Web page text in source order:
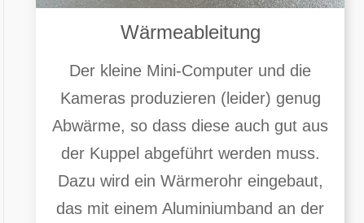
Wärmeableitung
Der kleine Mini-Computer und die
Kameras produzieren (leider) genug
Abwärme, so dass diese auch gut aus
der Kuppel abgeführt werden muss.
Dazu wird ein Wärmerohr eingebaut,
das mit einem Aluminiumband an der